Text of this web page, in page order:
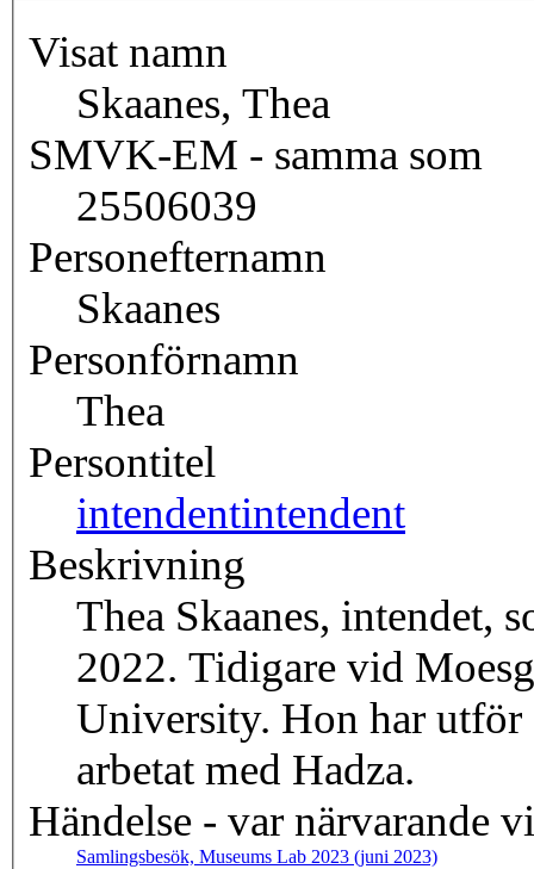
Visat namn
Skaanes, Thea
SMVK-EM - samma som
25506039
Personefternamn
Skaanes
Personförnamn
Thea
Persontitel
intendentintendent
Beskrivning
Thea Skaanes, intendet,
2022. Tidigare vid
University. Hon har utför
arbetat med Hadza.
Händelse - var närvarande
Samlingsbesök, Museums Lab 2023 (juni 2023)